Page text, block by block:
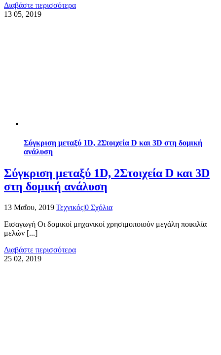
Διαβάστε περισσότερα
13 05, 2019
Σύγκριση μεταξύ 1D, 2Στοιχεία D και 3D στη δομική
ανάλυση
Σύγκριση μεταξύ 1D, 2Στοιχεία D και 3D
στη δομική ανάλυση
13 Μαΐου, 2019|Τεχνικός|0 Σχόλια
Εισαγωγή Οι δομικοί μηχανικοί χρησιμοποιούν μεγάλη ποικιλία
μελών [...]
Διαβάστε περισσότερα
25 02, 2019